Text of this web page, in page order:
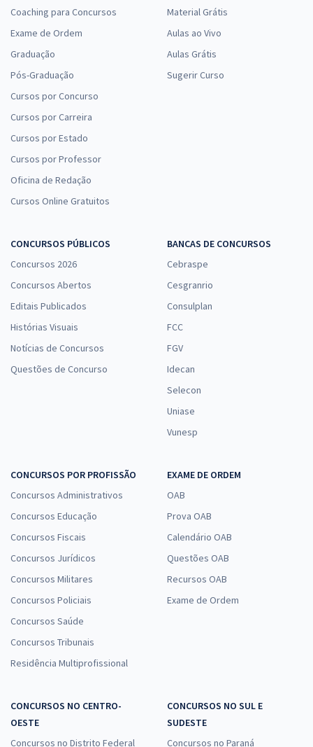
Coaching para Concursos
Exame de Ordem
Graduação
Pós-Graduação
Cursos por Concurso
Cursos por Carreira
Cursos por Estado
Cursos por Professor
Oficina de Redação
Cursos Online Gratuitos
Material Grátis
Aulas ao Vivo
Aulas Grátis
Sugerir Curso
CONCURSOS PÚBLICOS
Concursos 2026
Concursos Abertos
Editais Publicados
Histórias Visuais
Notícias de Concursos
Questões de Concurso
BANCAS DE CONCURSOS
Cebraspe
Cesgranrio
Consulplan
FCC
FGV
Idecan
Selecon
Uniase
Vunesp
CONCURSOS POR PROFISSÃO
Concursos Administrativos
Concursos Educação
Concursos Fiscais
Concursos Jurídicos
Concursos Militares
Concursos Policiais
Concursos Saúde
Concursos Tribunais
Residência Multiprofissional
EXAME DE ORDEM
OAB
Prova OAB
Calendário OAB
Questões OAB
Recursos OAB
Exame de Ordem
CONCURSOS NO CENTRO-
OESTE
Concursos no Distrito Federal
CONCURSOS NO SUL E
SUDESTE
Concursos no Paraná